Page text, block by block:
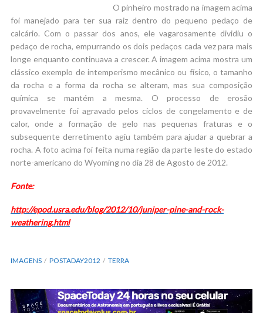
O pinheiro mostrado na imagem acima
foi manejado para ter sua raiz dentro do pequeno pedaço de
calcário. Com o passar dos anos, ele vagarosamente dividiu o
pedaço de rocha, empurrando os dois pedaços cada vez para mais
longe enquanto continuava a crescer. A imagem acima mostra um
clássico exemplo de intemperismo mecânico ou físico, o tamanho
da rocha e a forma da rocha se alteram, mas sua composição
química se mantém a mesma. O processo de erosão
provavelmente foi agravado pelos ciclos de congelamento e de
calor, onde a formação de gelo nas pequenas fraturas e o
subsequente derretimento agiu também para ajudar a quebrar a
rocha. A foto acima foi feita numa região da parte leste do estado
norte-americano do Wyoming no dia 28 de Agosto de 2012.
Fonte:
http://epod.usra.edu/blog/2012/10/juniper-pine-and-rock-
weathering.html
IMAGENS POSTADAY2012 TERRA